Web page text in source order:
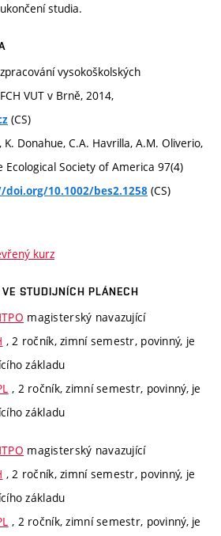
studia.
vysokoškolských
VUT v Brně, 2014,
(CS)
K. Donahue, C.A. Havrilla, A.M. Oliverio,
Society of America 97(4)
10.1002/bes2.1258 (CS)
kurz
STUDIJNÍCH PLÁNECH
magisterský navazující
, 2 ročník, zimní semestr, povinný, je
základu
, 2 ročník, zimní semestr, povinný, je
základu
magisterský navazující
, 2 ročník, zimní semestr, povinný, je
základu
, 2 ročník, zimní semestr, povinný, je